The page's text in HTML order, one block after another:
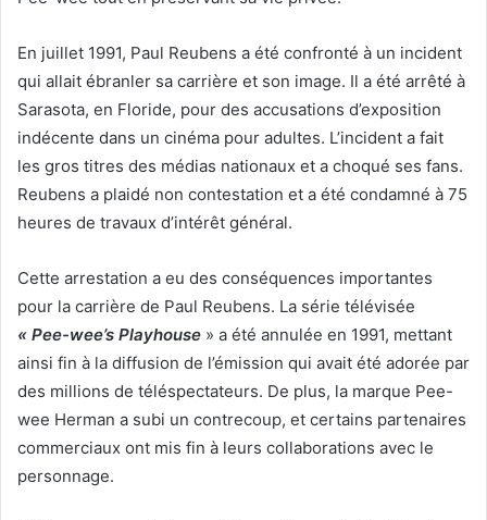
En juillet 1991, Paul Reubens a été confronté à un incident
qui allait ébranler sa carrière et son image. Il a été arrêté à
Sarasota, en Floride, pour des accusations d’exposition
indécente dans un cinéma pour adultes. L’incident a fait
les gros titres des médias nationaux et a choqué ses fans.
Reubens a plaidé non contestation et a été condamné à 75
heures de travaux d’intérêt général.
Cette arrestation a eu des conséquences importantes
pour la carrière de Paul Reubens. La série télévisée
« Pee-wee’s Playhouse » a été annulée en 1991, mettant
ainsi fin à la diffusion de l’émission qui avait été adorée par
des millions de téléspectateurs. De plus, la marque Pee-
wee Herman a subi un contrecoup, et certains partenaires
commerciaux ont mis fin à leurs collaborations avec le
personnage.